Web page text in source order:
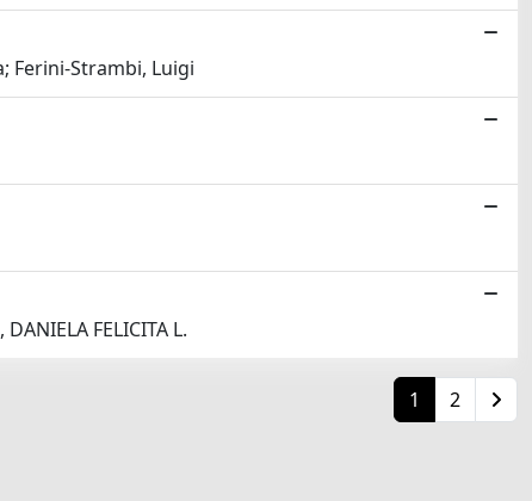
Ferini-Strambi, Luigi
FELICITA L.
1 2